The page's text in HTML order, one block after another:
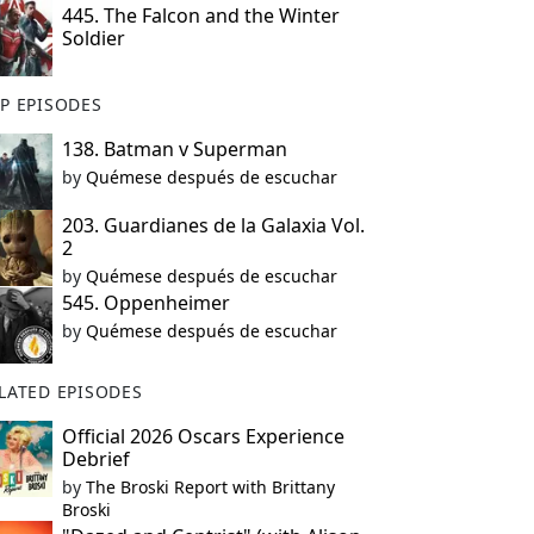
445. The Falcon and the Winter
Soldier
EPISODES
138. Batman v Superman
by Quémese después de escuchar
203. Guardianes de la Galaxia Vol.
2
by Quémese después de escuchar
545. Oppenheimer
by Quémese después de escuchar
EPISODES
Official 2026 Oscars Experience
Debrief
by The Broski Report with Brittany
Broski